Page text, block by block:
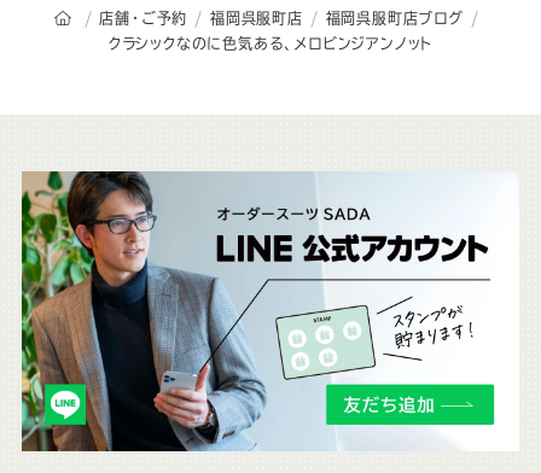
オーダースーツSADAのトップページ
店舗・ご予約 福岡呉服町店
福岡呉服町店ブログ
クラシックなのに色気ある、メロビンジアンノット
こ
ち
ら
も
チ
ェ